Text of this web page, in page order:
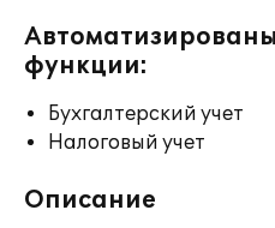
функции:
Бухгалтерский учет
Налоговый учет
Описание